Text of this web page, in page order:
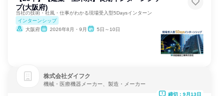
プ(大阪府)
当社の技術・社風・仕事がわかる現場受入型5Daysインターン
インターンシップ
大阪府
2026年8月・9月 5日～10日
株式会社ダイフク
機械・医療機器メーカー、製造・メーカー
締切：9月13日